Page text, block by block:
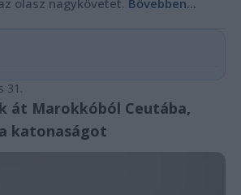
31.
át Marokkóból Ceutába,
katonaságot